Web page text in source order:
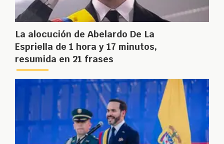
La alocución de Abelardo De La
Espriella de 1 hora y 17 minutos,
resumida en 21 frases